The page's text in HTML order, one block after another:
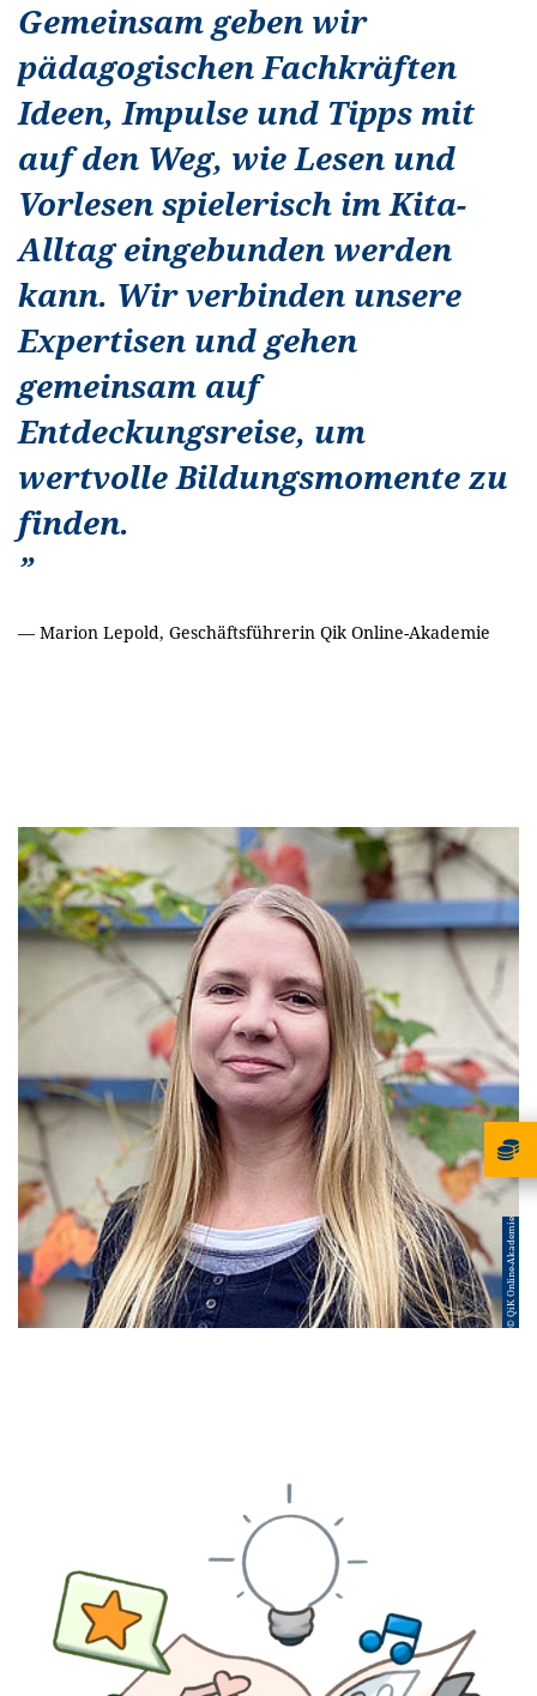
Gemeinsam geben wir
pädagogischen Fachkräften
Ideen, Impulse und Tipps mit
auf den Weg, wie Lesen und
Vorlesen spielerisch im Kita-
Alltag eingebunden werden
kann. Wir verbinden unsere
Expertisen und gehen
gemeinsam auf
Entdeckungsreise, um
wertvolle Bildungsmomente zu
finden.
”
— Marion Lepold, Geschäftsführerin Qik Online-Akademie
© QiK Online-Akademie